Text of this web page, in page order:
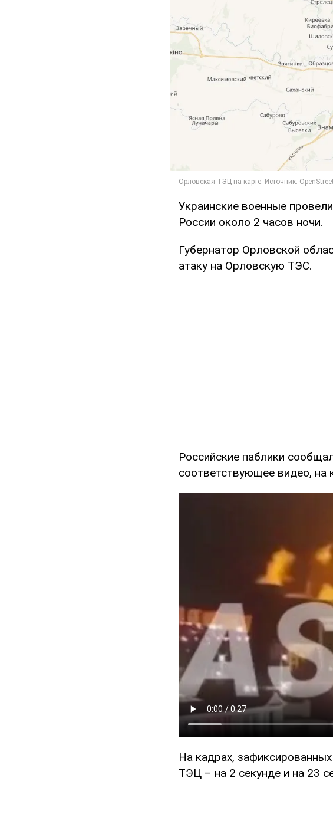
Украинские военные
России около 2 часов ночи.
Губернатор Орловской
атаку на Орловскую ТЭС.
Российские паблики
соответствующее видео,
На кадрах,
ТЭЦ – на 2 секунде и на 23